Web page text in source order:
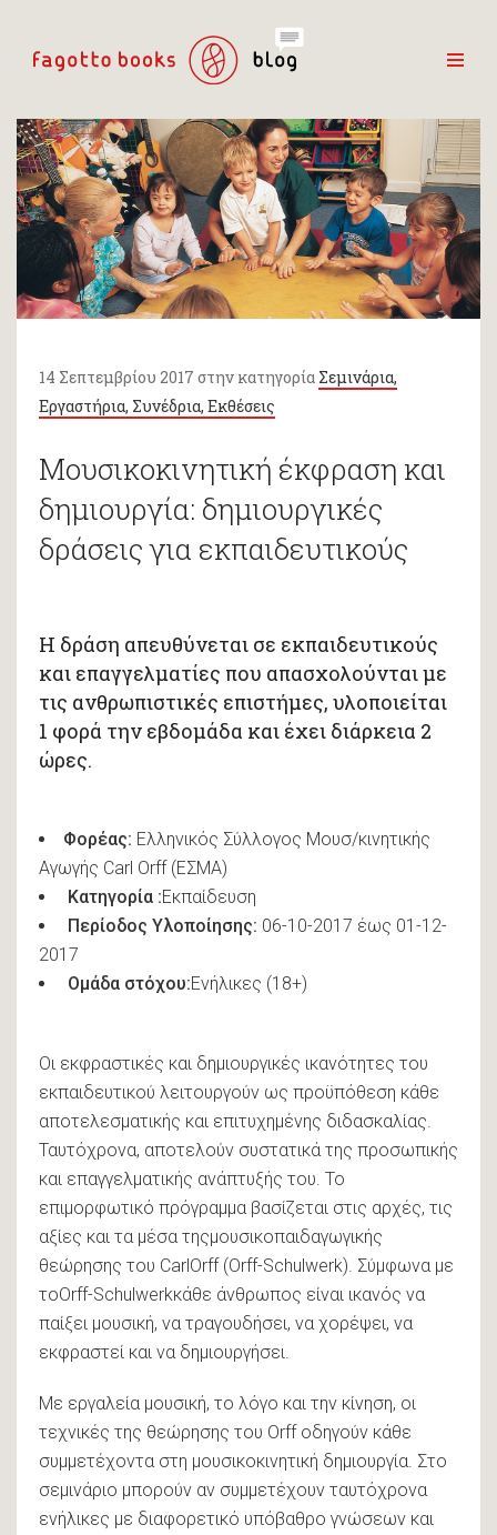
14 Σεπτεμβρίου 2017 στην κατηγορία Σεμινάρια,
Εργαστήρια, Συνέδρια, Εκθέσεις
Μουσικοκινητική έκφραση και
δημιουργία: δημιουργικές
δράσεις για εκπαιδευτικούς
Η δράση απευθύνεται σε εκπαιδευτικούς
και επαγγελματίες που απασχολούνται με
τις ανθρωπιστικές επιστήμες, υλοποιείται
1 φορά την εβδομάδα και έχει διάρκεια 2
ώρες.
Φορέας: Ελληνικός Σύλλογος Μουσ/κινητικής
Αγωγής Carl Orff (ΕΣΜΑ)
Κατηγορία :Εκπαίδευση
Περίοδος Υλοποίησης: 06-10-2017 έως 01-12-
2017
Ομάδα στόχου:Ενήλικες (18+)
Οι εκφραστικές και δημιουργικές ικανότητες του
εκπαιδευτικού λειτουργούν ως προϋπόθεση κάθε
αποτελεσματικής και επιτυχημένης διδασκαλίας.
Ταυτόχρονα, αποτελούν συστατικά της προσωπικής
και επαγγελματικής ανάπτυξής του. Το
επιμορφωτικό πρόγραμμα βασίζεται στις αρχές, τις
αξίες και τα μέσα τηςμουσικοπαιδαγωγικής
θεώρησης του CarlOrff (Orff-Schulwerk). Σύμφωνα με
τοOrff-Schulwerkκάθε άνθρωπος είναι ικανός να
παίξει μουσική, να τραγουδήσει, να χορέψει, να
εκφραστεί και να δημιουργήσει.
Με εργαλεία μουσική, το λόγο και την κίνηση, οι
τεχνικές της θεώρησης του Orff οδηγούν κάθε
συμμετέχοντα στη μουσικοκινητική δημιουργία. Στο
σεμινάριο μπορούν αν συμμετέχουν ταυτόχρονα
ενήλικες με διαφορετικό υπόβαθρο γνώσεων και